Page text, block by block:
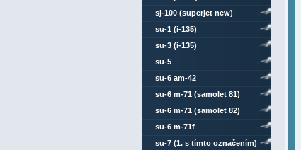
sj-100 (superjet new)
su-1 (i-135)
su-3 (i-135)
su-5
su-6 am-42
su-6 m-71 (samolet 81)
su-6 m-71 (samolet 82)
su-6 m-71f
su-7 (1. s tímto označením)